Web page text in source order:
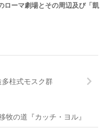
ローマ劇場とその周辺及び「凱
柱式モスク群
牧の道『カッチ・ヨル』